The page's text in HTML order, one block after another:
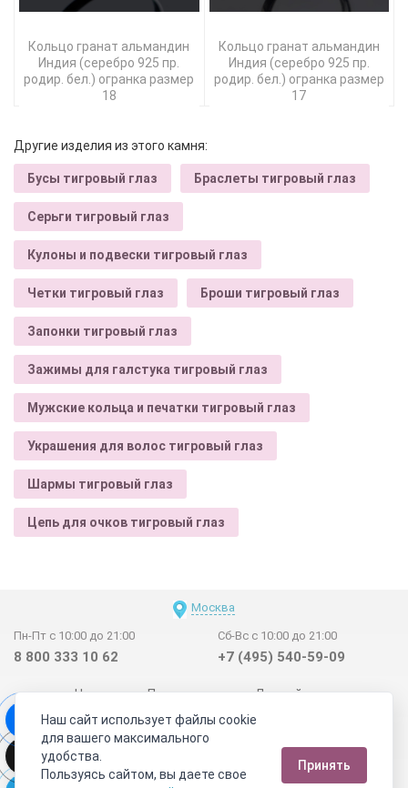
Кольцо гранат альмандин
Индия (серебро 925 пр.
родир. бел.) огранка размер
18
Кольцо гранат альмандин
Индия (серебро 925 пр.
родир. бел.) огранка размер
17
Другие изделия из этого камня:
Бусы тигровый глаз Браслеты тигровый глаз
Серьги тигровый глаз
Кулоны и подвески тигровый глаз
Четки тигровый глаз Броши тигровый глаз
Запонки тигровый глаз
Зажимы для галстука тигровый глаз
Мужские кольца и печатки тигровый глаз
Украшения для волос тигровый глаз
Шармы тигровый глаз
Цепь для очков тигровый глаз
Москва
Пн-Пт с 10:00 до 21:00
8 800 333 10 62
Сб-Вс с 10:00 до 21:00
+7 (495) 540-59-09
Новинки Поставщикам
Личный счет
Договор-оферта
О нас
Наши магазины
Отзывы покупателей
Сертификаты
Статьи
Обратная связь
Видео о камнях СОУТ Телеграм
Наш сайт использует файлы cookie
для вашего максимального
удобства.
Пользуясь сайтом, вы даете свое
Принять